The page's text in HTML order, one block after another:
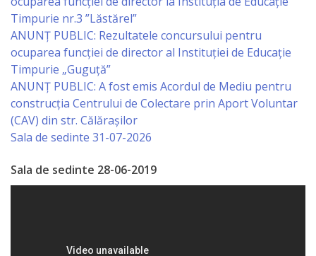
Reglementarea
Regimului
Funciar
Serviciul
Relaţii
Publicul
Timpurie nr.3 ”Lăstărel”
ANUNȚ PUBLIC: Rezultatele concursului pentru
ocuparea funcției de director al Instituției de Educație
Timpurie „Guguță”
ANUNȚ PUBLIC: A fost emis Acordul de Mediu pentru
construcția Centrului de Colectare prin Aport Voluntar
(CAV) din str. Călărașilor
Sala de sedinte 31-07-2026
Sala de sedinte 28-06-2019